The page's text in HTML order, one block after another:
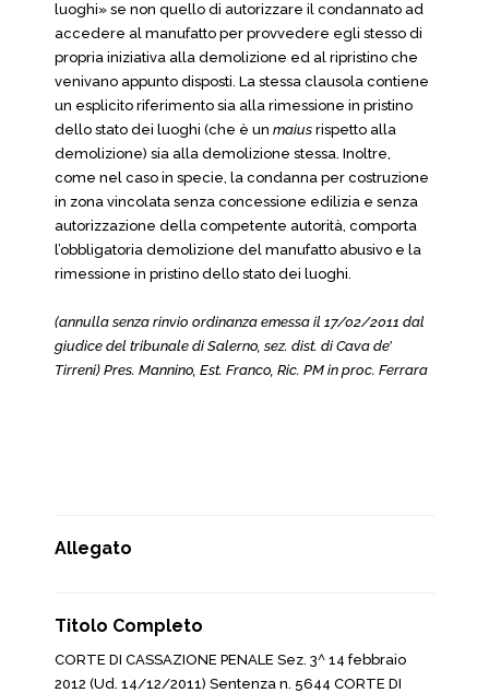
luoghi» se non quello di autorizzare il condannato ad
accedere al manufatto per provvedere egli stesso di
propria iniziativa alla demolizione ed al ripristino che
venivano appunto disposti. La stessa clausola contiene
un esplicito riferimento sia alla rimessione in pristino
dello stato dei luoghi (che è un maius rispetto alla
demolizione) sia alla demolizione stessa. Inoltre,
come nel caso in specie, la condanna per costruzione
in zona vincolata senza concessione edilizia e senza
autorizzazione della competente autorità, comporta
l’obbligatoria demolizione del manufatto abusivo e la
rimessione in pristino dello stato dei luoghi.
(annulla senza rinvio ordinanza emessa il 17/02/2011 dal
giudice del tribunale di Salerno, sez. dist. di Cava de’
Tirreni) Pres. Mannino, Est. Franco, Ric. PM in proc. Ferrara
Allegato
Titolo Completo
CORTE DI CASSAZIONE PENALE Sez. 3^ 14 febbraio
2012 (Ud. 14/12/2011) Sentenza n. 5644 CORTE DI